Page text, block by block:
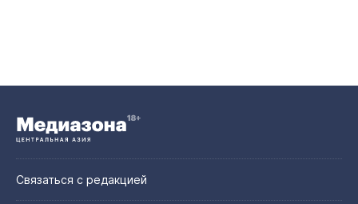
Связаться с редакцией